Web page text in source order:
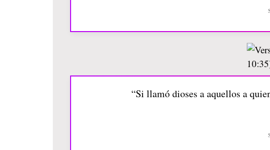
“Si llamó dioses a aquellos a